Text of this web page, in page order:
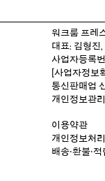
워크룸 프레
대표: 김형진,
사업자등록
[사업자정보
통신판매업
개인정보관
이용약관
개인정보처
배송‧환불‧